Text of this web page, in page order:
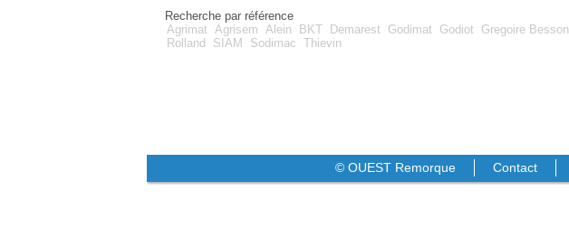
Recherche par référence
Agrimat Agrisem Alein BKT Demarest Godimat Godiot Gregoire Besson
Rolland
SIAM Sodimac Thievin
© OUEST Remorque Contact